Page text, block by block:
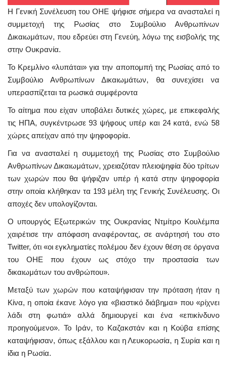
Η Γενική Συνέλευση του ΟΗΕ ψήφισε σήμερα να ανασταλεί η
συμμετοχή της Ρωσίας στο Συμβούλιο Ανθρωπίνων
Δικαιωμάτων, που εδρεύει στη Γενεύη, λόγω της εισβολής της
στην Ουκρανία.
Το Κρεμλίνο «λυπάται» για την αποπομπή της Ρωσίας από το
Συμβούλιο Ανθρωπίνων Δικαιωμάτων, θα συνεχίσει να
υπερασπίζεται τα ρωσικά συμφέροντα
Το αίτημα που είχαν υποβάλει δυτικές χώρες, με επικεφαλής
τις ΗΠΑ, συγκέντρωσε 93 ψήφους υπέρ και 24 κατά, ενώ 58
χώρες απείχαν από την ψηφοφορία.
Για να ανασταλεί η συμμετοχή της Ρωσίας στο Συμβούλιο
Ανθρωπίνων Δικαιωμάτων, χρειαζόταν πλειοψηφία δύο τρίτων
των χωρών που θα ψήφιζαν υπέρ ή κατά στην ψηφοφορία
στην οποία κλήθηκαν τα 193 μέλη της Γενικής Συνέλευσης. Οι
αποχές δεν υπολογίζονται.
Ο υπουργός Εξωτερικών της Ουκρανίας Ντμίτρο Κουλέμπα
χαιρέτισε την απόφαση αναφέροντας, σε ανάρτησή του στο
Twitter, ότι «οι εγκληματίες πολέμου δεν έχουν θέση σε όργανα
του ΟΗΕ που έχουν ως στόχο την προστασία των
δικαιωμάτων του ανθρώπου».
Μεταξύ των χωρών που καταψήφισαν την πρόταση ήταν η
Κίνα, η οποία έκανε λόγο για «βιαστικό διάβημα» που «ρίχνει
λάδι στη φωτιά» αλλά δημιουργεί και ένα «επικίνδυνο
προηγούμενο». Το Ιράν, το Καζακστάν και η Κούβα επίσης
καταψήφισαν, όπως εξάλλου και η Λευκορωσία, η Συρία και η
ίδια η Ρωσία.